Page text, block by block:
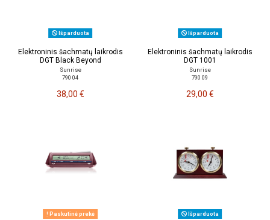
Išparduota
Elektroninis šachmatų laikrodis
DGT Black Beyond
Sunrise
790 04
38,00 €
Išparduota
Elektroninis šachmatų laikrodis
DGT 1001
Sunrise
790 09
29,00 €
Paskutinė prekė Išparduota